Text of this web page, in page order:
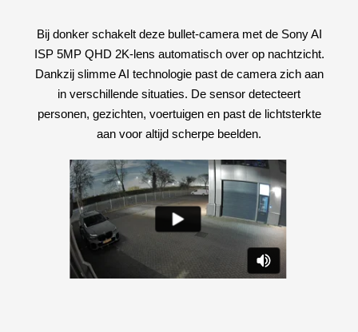
Bij donker schakelt deze bullet-camera met de Sony AI
ISP 5MP QHD 2K-lens automatisch over op nachtzicht.
Dankzij slimme AI technologie past de camera zich aan
in verschillende situaties. De sensor detecteert
personen, gezichten, voertuigen en past de lichtsterkte
aan voor altijd scherpe beelden.